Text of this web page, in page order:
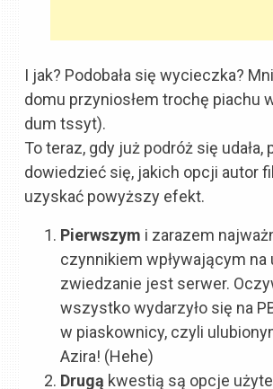
I jak? Podobała się wycieczka?
domu przyniosłem trochę piachu
dum tssyt).
To teraz, gdy już podróż się udała,
dowiedzieć się, jakich opcji autor
uzyskać powyższy efekt.
Pierwszym i zarazem
czynnikiem wpływającym na
zwiedzanie jest serwer.
wszystko wydarzyło się na
w piaskownicy, czyli
Azira! (Hehe)
Drugą kwestią są opcje